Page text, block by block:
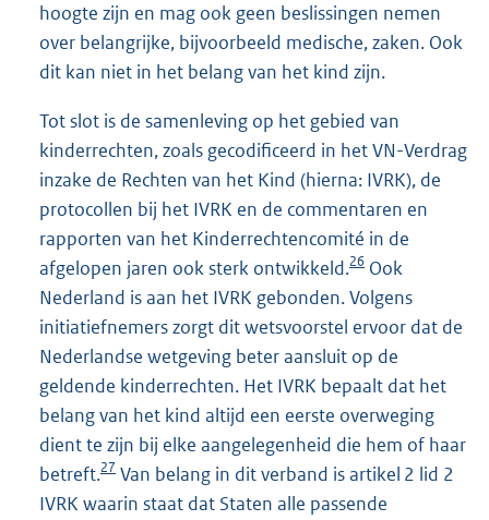
hoogte zijn en mag ook geen beslissingen nemen
over belangrijke, bijvoorbeeld medische, zaken. Ook
dit kan niet in het belang van het kind zijn.
Tot slot is de samenleving op het gebied van
kinderrechten, zoals gecodificeerd in het VN-Verdrag
inzake de Rechten van het Kind (hierna: IVRK), de
protocollen bij het IVRK en de commentaren en
rapporten van het Kinderrechtencomité in de
afgelopen jaren ook sterk ontwikkeld.26 Ook
Nederland is aan het IVRK gebonden. Volgens
initiatiefnemers zorgt dit wetsvoorstel ervoor dat de
Nederlandse wetgeving beter aansluit op de
geldende kinderrechten. Het IVRK bepaalt dat het
belang van het kind altijd een eerste overweging
dient te zijn bij elke aangelegenheid die hem of haar
betreft.27 Van belang in dit verband is artikel 2 lid 2
IVRK waarin staat dat Staten alle passende